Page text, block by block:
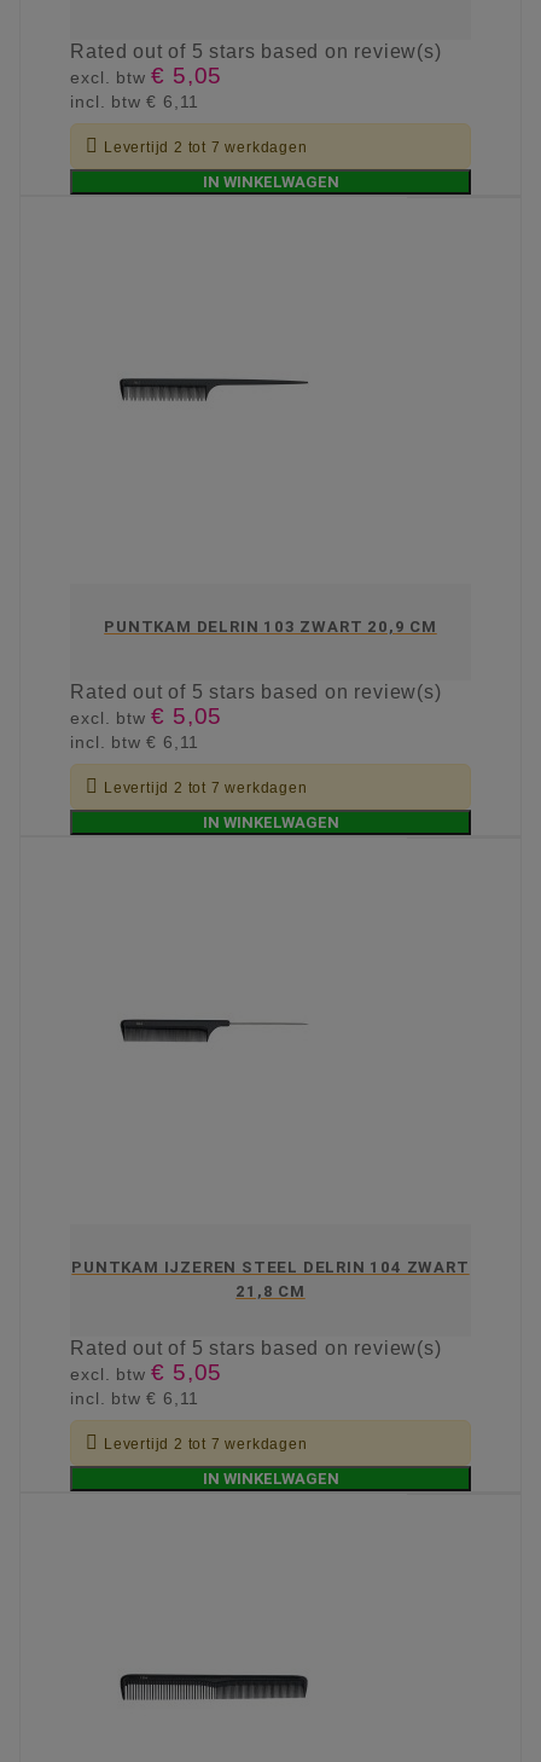
Ratedout of 5 stars based on review(s)
excl. btw€ 5,05
incl. btw€ 6,11
 Levertijd 2 tot 7 werkdagen
IN WINKELWAGEN
PUNTKAM DELRIN 103 ZWART 20,9 CM
Ratedout of 5 stars based on review(s)
excl. btw€ 5,05
incl. btw€ 6,11
 Levertijd 2 tot 7 werkdagen
IN WINKELWAGEN
PUNTKAM IJZEREN STEEL DELRIN 104 ZWART
21,8 CM
Ratedout of 5 stars based on review(s)
excl. btw€ 5,05
incl. btw€ 6,11
 Levertijd 2 tot 7 werkdagen
IN WINKELWAGEN